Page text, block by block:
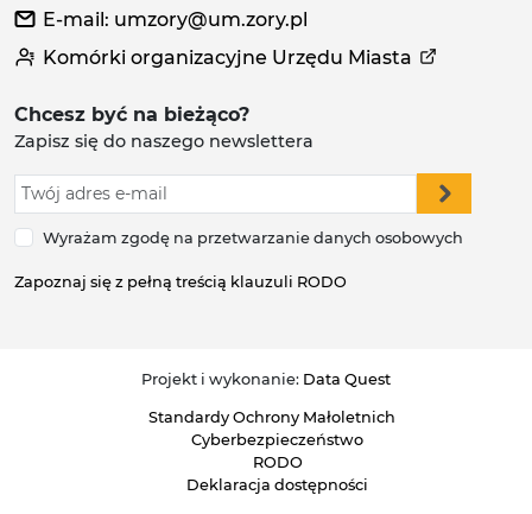
E-mail: umzory@um.zory.pl
Komórki organizacyjne Urzędu Miasta
Chcesz być na bieżąco?
Zapisz się do naszego newslettera
Wyrażam zgodę na przetwarzanie danych osobowych
Zapoznaj się z pełną treścią klauzuli RODO
Projekt i wykonanie: Data Quest
Standardy Ochrony Małoletnich
Cyberbezpieczeństwo
RODO
Deklaracja dostępności